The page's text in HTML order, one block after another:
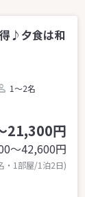
♪夕食は和
1～2名
21,300円
〜42,600円
・1部屋/1泊2日)